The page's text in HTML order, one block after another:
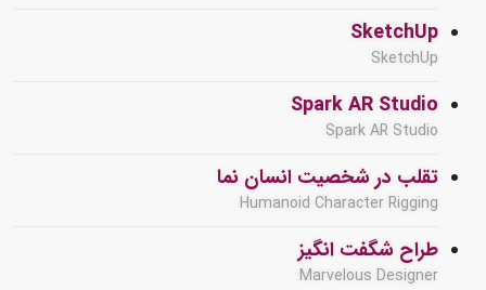
SketchUp
SketchUp
Spark AR Studio
Spark AR Studio
تقلب در شخصیت انسان نما
Humanoid Character Rigging
طراح شگفت انگیز
Marvelous Designer